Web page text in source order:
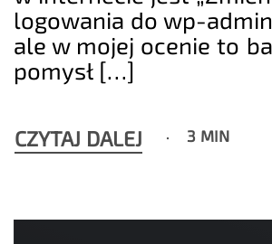
logowania do wp-
ale w mojej ocenie to
pomysł […]
CZYTAJ DALEJ 3 MIN